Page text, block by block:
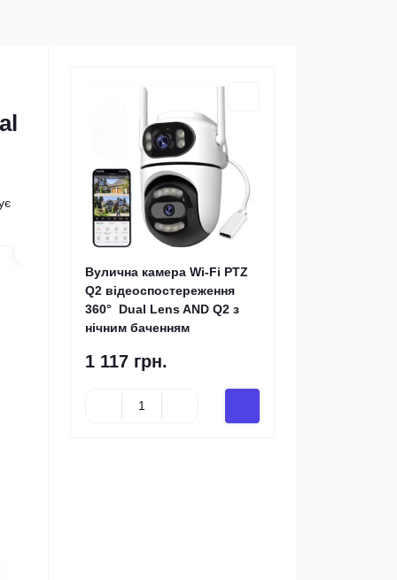
Вулична камера Wi-Fi PTZ
Q2 відеоспостереження
360° Dual Lens AND Q2 з
нічним баченням
1 117 грн.